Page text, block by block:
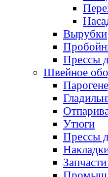
Вырубки
Прессы
Швейное
Утюги
Прессы